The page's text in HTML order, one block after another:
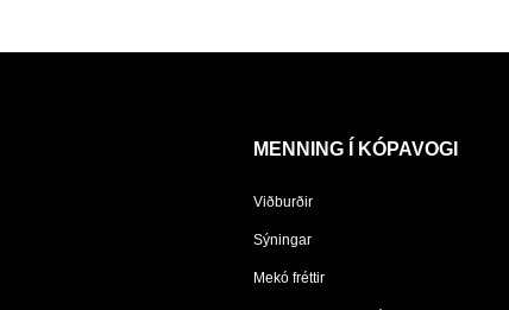
MENNING Í KÓPAVOGI
Viðburðir
Sýningar
Mekó fréttir